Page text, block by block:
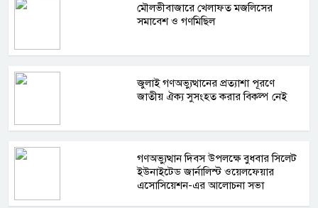
মৌলভীবাজারে খেলাফত মজলিসের
সমাবেশ ও গণমিছিল
জুলাই গণঅভ্যুত্থানের প্রত্যাশা পূরণে
জাতীয় ঐক্য সুসংহত করার বিকল্প নেই
গণঅভ্যুত্থান দিবস উপলক্ষে বুধবার সিলেট
ইউনাইটেড জার্নালিস্ট ওয়েলফেয়ার
এসোসিয়েশন-এর আলোচনা সভা